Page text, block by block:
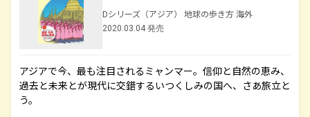
Dシリーズ（アジア） 地球の歩き方 海外
2020.03.04 発売
アジアで今、最も注目されるミャンマー。信仰と自然の恵み、
過去と未来とが現代に交錯するいつくしみの国へ、さあ旅立と
う。